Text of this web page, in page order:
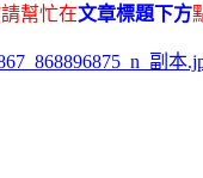
幫忙在文章標題下方